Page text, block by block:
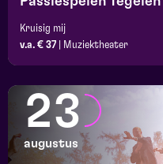
Kruisig mij
v.a. € 37
Muziektheater
23
augustus